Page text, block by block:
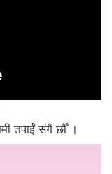
तपाईं संगै छौँ ।